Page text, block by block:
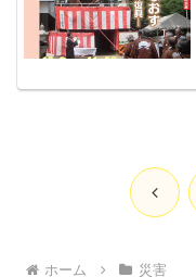
前
ホーム 災害